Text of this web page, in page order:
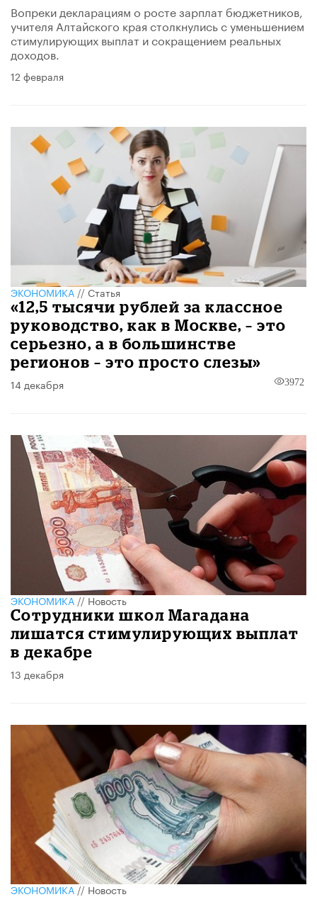
Вопреки декларациям о росте зарплат бюджетников,
учителя Алтайского края столкнулись с уменьшением
стимулирующих выплат и сокращением реальных
доходов.
12 февраля
ЭКОНОМИКА//Статья
«12,5 тысячи рублей за классное
руководство, как в Москве, – это
серьезно, а в большинстве
регионов – это просто слезы»
14 декабря 3972
ЭКОНОМИКА//Новость
Сотрудники школ Магадана
лишатся стимулирующих выплат
в декабре
13 декабря
ЭКОНОМИКА//Новость